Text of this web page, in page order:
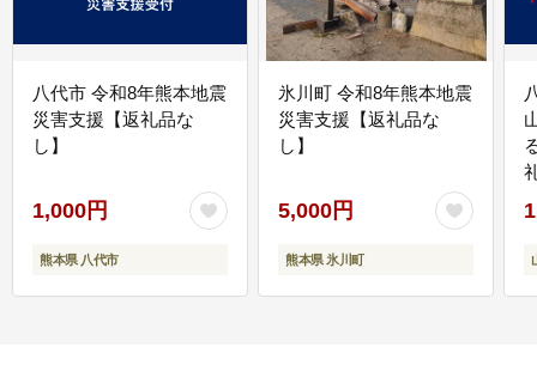
八代市 令和8年熊本地震
災害支援【返礼品な
し】
1,000円
熊本県 八代市
氷川町 令和8年熊本地震
災害支援【返礼品な
し】
5,000円
熊本県 氷川町